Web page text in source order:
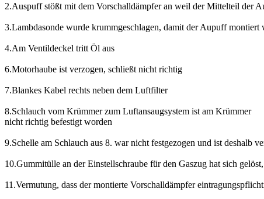
2.Auspuff stößt mit dem Vorschalldämpfer an weil der Mittelteil der
3.Lambdasonde wurde krummgeschlagen, damit der Aupuff montiert
4.Am Ventildeckel tritt Öl aus
6.Motorhaube ist verzogen, schließt nicht richtig
7.Blankes Kabel rechts neben dem Luftfilter
8.Schlauch vom Krümmer zum Luftansaugsystem ist am Krümmer
nicht richtig befestigt worden
9.Schelle am Schlauch aus 8. war nicht festgezogen und ist deshalb
10.Gummitülle an der Einstellschraube für den Gaszug hat sich
11.Vermutung, dass der montierte Vorschalldämpfer